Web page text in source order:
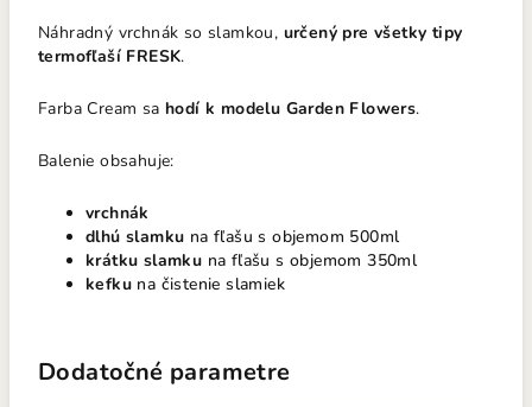
Náhradný vrchnák so slamkou, určený pre všetky tipy
termofľaší FRESK.
Farba Cream sa hodí k modelu Garden Flowers.
Balenie obsahuje:
vrchnák
dlhú slamku na fľašu s objemom 500ml
krátku slamku na fľašu s objemom 350ml
kefku na čistenie slamiek
Dodatočné parametre